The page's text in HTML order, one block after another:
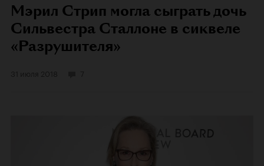
Мэрил Стрип могла сыграть дочь
Сильвестра Сталлоне в сиквеле
«Разрушителя»